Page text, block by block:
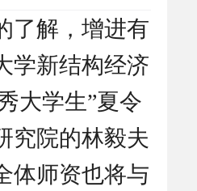
了解，增进有
学新结构经济
大学生”夏令
究院的林毅夫
体师资也将与